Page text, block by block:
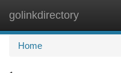
golinkdirectory
Home